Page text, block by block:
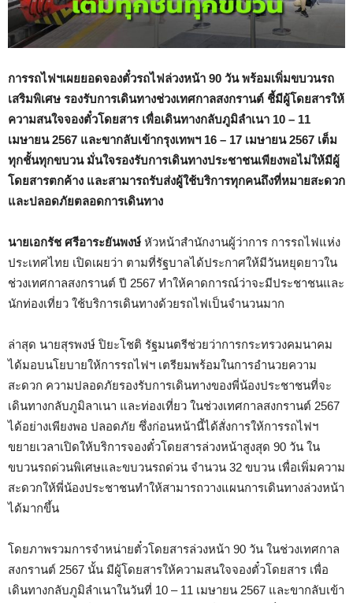
การรถไฟฯเผยยอดจองตั๋วรถไฟล่วงหน้า 90 วัน พร้อมเพิ่มขบวนรถ
เสริมพิเศษ รองรับการเดินทางช่วงเทศกาลสงกรานต์ ชี้มีผู้โดยสารให้
ความสนใจจองตั๋วโดยสาร เพื่อเดินทางกลับภูมิลำเนา 10 – 11
เมษายน 2567 และขากลับเข้ากรุงเทพฯ 16 – 17 เมษายน 2567 เต็ม
ทุกชั้นทุกขบวน มั่นใจรองรับการเดินทางประชาชนเพียงพอไม่ให้มีผู้
โดยสารตกค้าง และสามารถรับส่งผู้ใช้บริการทุกคนถึงที่หมายสะดวก
และปลอดภัยตลอดการเดินทาง
นายเอกรัช ศรีอาระยันพงษ์ หัวหน้าสำนักงานผู้ว่าการ การรถไฟแห่ง
ประเทศไทย เปิดเผยว่า ตามที่รัฐบาลได้ประกาศให้มีวันหยุดยาวใน
ช่วงเทศกาลสงกรานต์ ปี 2567 ทำให้คาดการณ์ว่าจะมีประชาชนและ
นักท่องเที่ยว ใช้บริการเดินทางด้วยรถไฟเป็นจำนวนมาก
ล่าสุด นายสุรพงษ์ ปิยะโชติ รัฐมนตรีช่วยว่าการกระทรวงคมนาคม
ได้มอบนโยบายให้การรถไฟฯ เตรียมพร้อมในการอำนวยความ
สะดวก ความปลอดภัยรองรับการเดินทางของพี่น้องประชาชนที่จะ
เดินทางกลับภูมิลาเนา และท่องเที่ยว ในช่วงเทศกาลสงกรานต์ 2567
ได้อย่างเพียงพอ ปลอดภัย ซึ่งก่อนหน้านี้ได้สั่งการให้การรถไฟฯ
ขยายเวลาเปิดให้บริการจองตั๋วโดยสารล่วงหน้าสูงสุด 90 วัน ใน
ขบวนรถด่วนพิเศษและขบวนรถด่วน จำนวน 32 ขบวน เพื่อเพิ่มความ
สะดวกให้พี่น้องประชาชนทำให้สามารถวางแผนการเดินทางล่วงหน้า
ได้มากขึ้น
โดยภาพรวมการจำหน่ายตั๋วโดยสารล่วงหน้า 90 วัน ในช่วงเทศกาล
สงกรานต์ 2567 นั้น มีผู้โดยสารให้ความสนใจจองตั๋วโดยสาร เพื่อ
เดินทางกลับภูมิลำเนาในวันที่ 10 – 11 เมษายน 2567 และขากลับเข้า